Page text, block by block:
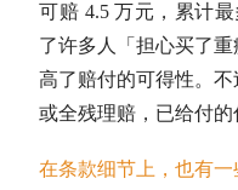
可赔 4.5 万元，累计
了许多人「担心买了
高了赔付的可得性。
或全残理赔，已给付的
在条款细节上，也有一